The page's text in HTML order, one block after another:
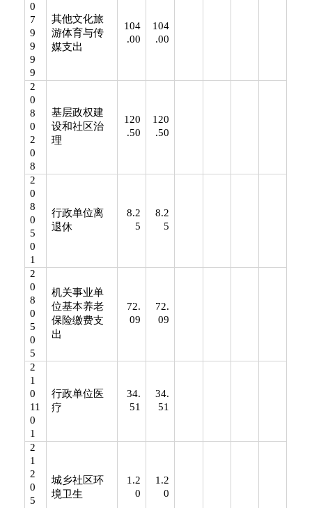
0
7
9
9
9
9
其他文化旅
游体育与传
媒支出
104
.00
104
.00
2
0
8
0
2
0
8
基层政权建
设和社区治
理
120
.50
120
.50
2
0
8
0
5
0
1
行政单位离
退休
8.2
5
8.2
5
2
0
8
0
5
0
5
机关事业单
位基本养老
保险缴费支
出
72.
09
72.
09
2
1
0
11
0
1
行政单位医
疗
34.
51
34.
51
2
1
2
0
5
城乡社区环
境卫生
1.2
0
1.2
0